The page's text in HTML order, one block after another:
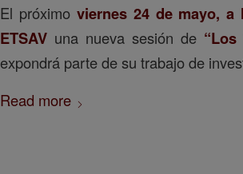
El próximo viernes 24 de mayo, a
ETSAV una nueva sesión de “Los
expondrá parte de su trabajo de
Read more